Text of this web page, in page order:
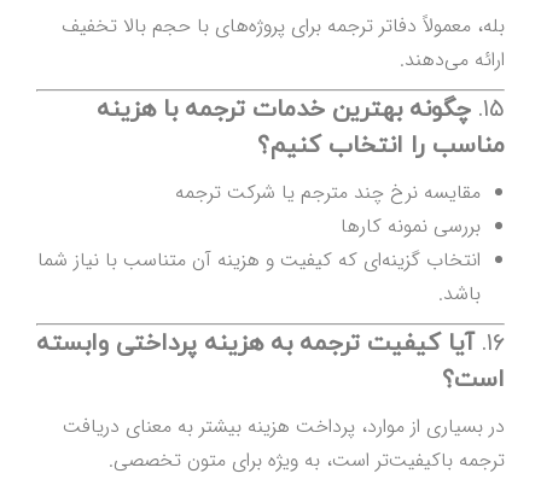
بله، معمولاً دفاتر ترجمه برای پروژه‌های با حجم بالا تخفیف
ارائه می‌دهند.
۱۵. چگونه بهترین خدمات ترجمه با هزینه
مناسب را انتخاب کنیم؟
مقایسه نرخ چند مترجم یا شرکت ترجمه
بررسی نمونه کارها
انتخاب گزینه‌ای که کیفیت و هزینه آن متناسب با نیاز شما
باشد.
۱۶. آیا کیفیت ترجمه به هزینه پرداختی وابسته
است؟
در بسیاری از موارد، پرداخت هزینه بیشتر به معنای دریافت
ترجمه باکیفیت‌تر است، به ویژه برای متون تخصصی.